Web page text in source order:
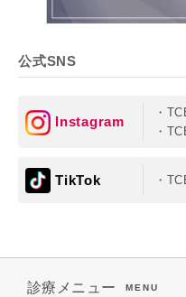
公式SNS
Instagram
TikTok
診療メニュー MENU